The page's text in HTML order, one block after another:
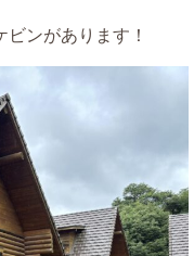
ンがあります！